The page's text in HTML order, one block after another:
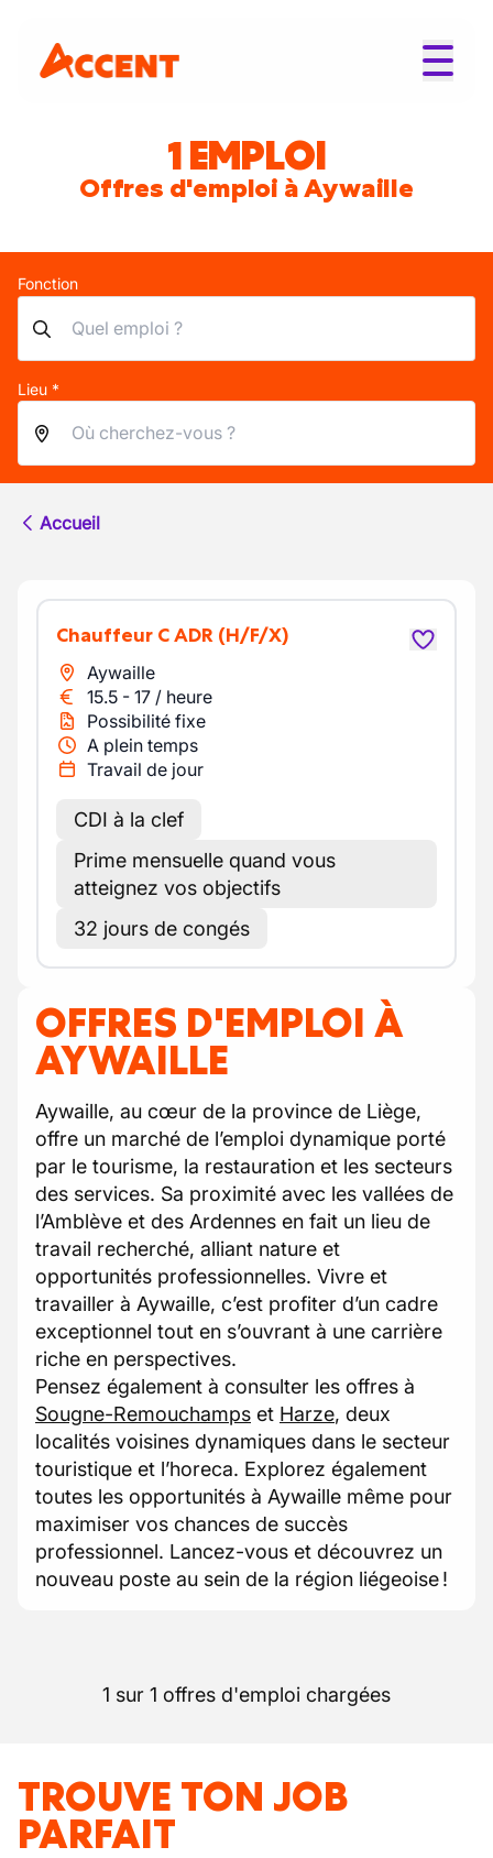
1 EMPLOI
Offres d'emploi à Aywaille
Fonction
Lieu *
Accueil
Chauffeur C ADR (H/F/X)
Aywaille
15.5 - 17 / heure
Possibilité fixe
A plein temps
Travail de jour
CDI à la clef
Prime mensuelle quand vous
atteignez vos objectifs
32 jours de congés
OFFRES D'EMPLOI À
AYWAILLE
Aywaille, au cœur de la province de Liège,
offre un marché de l’emploi dynamique porté
par le tourisme, la restauration et les secteurs
des services. Sa proximité avec les vallées de
l’Amblève et des Ardennes en fait un lieu de
travail recherché, alliant nature et
opportunités professionnelles. Vivre et
travailler à Aywaille, c’est profiter d’un cadre
exceptionnel tout en s’ouvrant à une carrière
riche en perspectives.
Pensez également à consulter les offres à
Sougne-Remouchamps et Harze, deux
localités voisines dynamiques dans le secteur
touristique et l’horeca. Explorez également
toutes les opportunités à Aywaille même pour
maximiser vos chances de succès
professionnel. Lancez-vous et découvrez un
nouveau poste au sein de la région liégeoise !
1 sur 1 offres d'emploi chargées
TROUVE TON JOB
PARFAIT